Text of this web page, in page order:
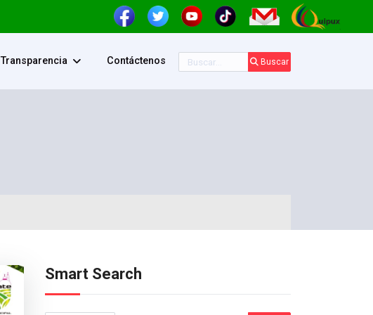
Transparencia Contáctenos Buscar Buscar
Smart Search